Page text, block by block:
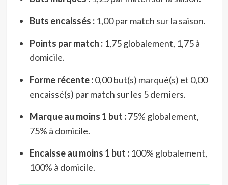
Buts encaissés :1,00 par match sur la saison.
Points par match :1,75 globalement, 1,75 à
domicile.
Forme récente :0,00 but(s) marqué(s) et 0,00
encaissé(s) par match sur les 5 derniers.
Marque au moins 1 but :75% globalement,
75% à domicile.
Encaisse au moins 1 but :100% globalement,
100% à domicile.